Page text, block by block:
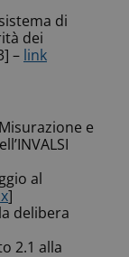
di
dei
– link
e
al
]
delibera
2.1 alla